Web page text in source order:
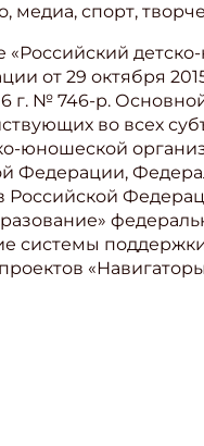
медиа, спорт,
от 29 октября
г. № 746-р.
во всех
юношеской
Федерации,
Российской
системы